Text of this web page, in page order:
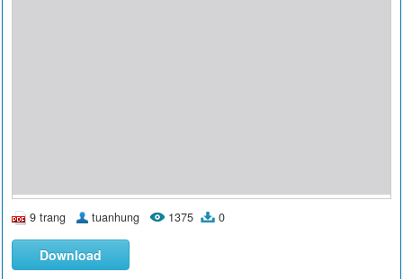
9 trang tuanhung 1375 0
Download